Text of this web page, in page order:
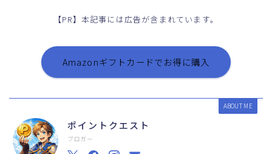
お問い合わせ
プライバシーポリシー
【PR】本記事には広告が含まれています。
Amazonギフトカードでお得に購入
ABOUT ME
ポイントクエスト
ブロガー